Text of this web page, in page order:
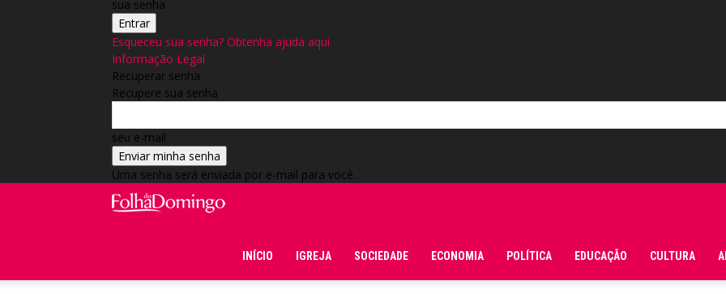
sua senha
Esqueceu sua senha? Obtenha ajuda aqui
Informação Legal
Recuperar senha
Recupere sua senha
seu e-mail
Uma senha será enviada por e-mail para você.
INÍCIO IGREJA SOCIEDADE ECONOMIA POLÍTICA EDUCAÇÃO CULTURA